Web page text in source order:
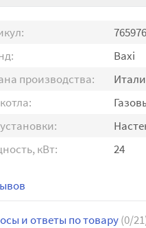
Baxi
производства:
кВт:
24
и ответы по товару(0/